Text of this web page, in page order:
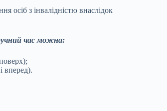
осіб з інвалідністю внаслідок
час можна:
вперед).